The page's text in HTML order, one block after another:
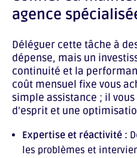
agence
Déléguer cette tâche à
dépense, mais un
continuité et la
coût mensuel fixe vous
simple assistance ; il
d’esprit et une
Expertise et réactivité :
les problèmes et